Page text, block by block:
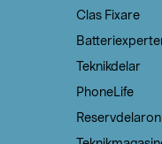
Clas Fixare
Teknikdelar
PhoneLife